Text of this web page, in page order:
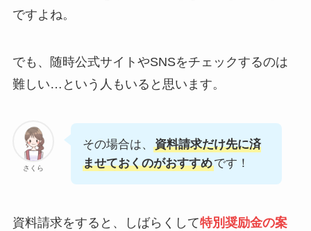
ですよね。
でも、随時公式サイトやSNSをチェックするのは
難しい…という人もいると思います。
さくら
その場合は、
資料請求だけ先に済
ませておくのがおすすめです！
資料請求をすると、しばらくして特別奨励金の案